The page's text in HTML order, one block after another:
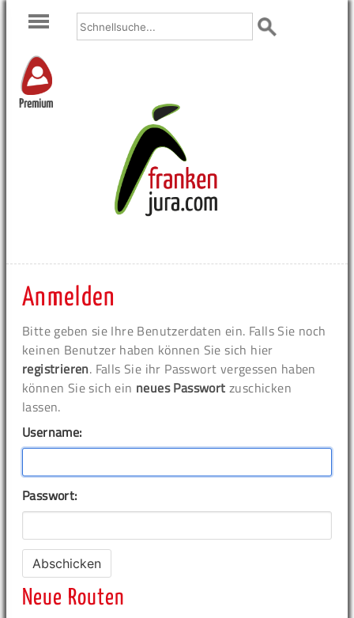
Premium
Anmelden
Bitte geben sie Ihre Benutzerdaten ein. Falls Sie noch
keinen Benutzer haben können Sie sich hier
registrieren. Falls Sie ihr Passwort vergessen haben
können Sie sich ein neues Passwort zuschicken
lassen.
Username:
Passwort:
Neue Routen